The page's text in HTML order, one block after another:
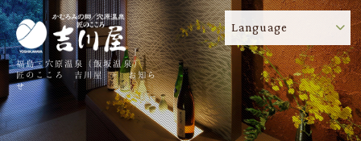
福島・穴原温泉（飯坂温泉）
匠のこころ 吉川屋 - お知ら
せ
Language
! 吉川屋のコロナウイルス感染症対策について
TOP 吉川屋について